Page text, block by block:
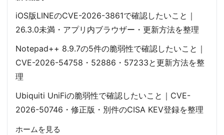
iOS版LINEのCVE-2026-3861で確認したいこと｜
26.3.0未満・アプリ内ブラウザー・更新方法を整理
Notepad++ 8.9.7の5件の脆弱性で確認したいこと｜
CVE-2026-54758・52886・57233と更新方法を整
理
Ubiquiti UniFiの脆弱性で確認したいこと｜CVE-
2026-50746・修正版・別件のCISA KEV登録を整理
ホームを見る